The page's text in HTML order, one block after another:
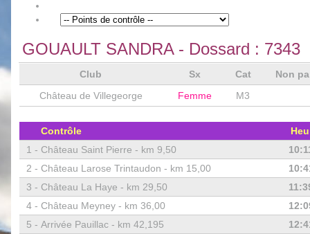
GOUAULT SANDRA- Dossard : 7343
Club Sx Cat
Non
Château de Villegeorge
Femme M3
Contrôle
1 - Château Saint Pierre - km 9,50
2 - Château Larose Trintaudon - km 15,00
3 - Château La Haye - km 29,50
4 - Château Meyney - km 36,00
5 - Arrivée Pauillac - km 42,195